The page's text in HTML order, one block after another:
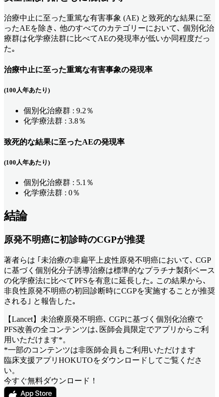
治療中止に至った重篤な有害事象 (AE) と致死的な結果に至
ったAEを除き､ 他のすべてのカテゴリーにおいて､ 個別化治
療群は化学療法群に比べてAEの発現率が低いか同程度だっ
た｡
治療中止に至った重篤な有害事象の発現率
(100人年あたり)
個別化治療群 : 9.2％
化学療法群 : 3.8％
致死的な結果に至ったAEの発現率
(100人年あたり)
個別化治療群 : 5.1％
化学療法群 : 0％
結論
原発不明癌に初診時のCGPが推奨
著者らは ｢未治療の非扁平上皮性原発不明癌において､ CGP
に基づく個別化分子誘導治療は標準的なプラチナ製剤ベース
の化学療法に比べてPFSを有意に延長した｡ この結果から､
非良性原発不明癌の初回診断時にCGPを実施することが推奨
される｣ と報告した｡
【Lancet】未治療原発不明癌､ CGPに基づく個別化治療で
PFS改善の全コンテンツは､医師会員限定でアプリからご利
用いただけます*。
*一部のコンテンツは非医師会員もご利用いただけます
臨床支援アプリHOKUTOをダウンロードしてご覧くださ
い。
今すぐ無料ダウンロード！